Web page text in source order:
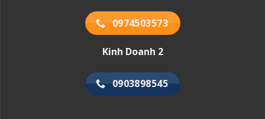
0974503573
Kinh Doanh 2
0903898545